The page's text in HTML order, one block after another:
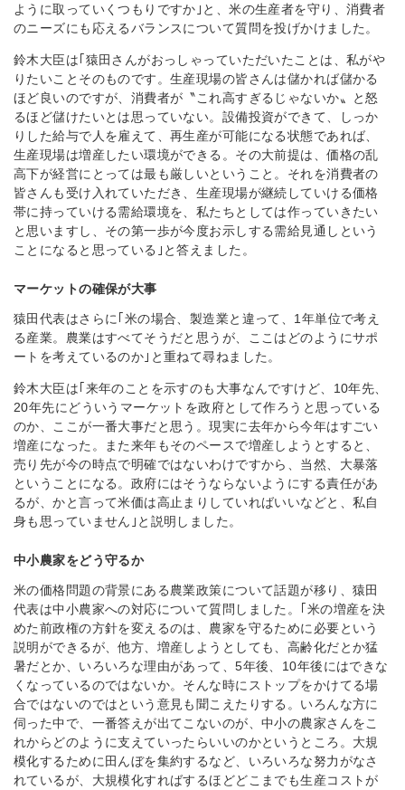
ように取っていくつもりですか｣と、米の生産者を守り、消費者
のニーズにも応えるバランスについて質問を投げかけました。
鈴木大臣は｢猿田さんがおっしゃっていただいたことは、私がや
りたいことそのものです。生産現場の皆さんは儲かれば儲かる
ほど良いのですが、消費者が〝これ高すぎるじゃないか〟と怒
るほど儲けたいとは思っていない。設備投資ができて、しっか
りした給与で人を雇えて、再生産が可能になる状態であれば、
生産現場は増産したい環境ができる。その大前提は、価格の乱
高下が経営にとっては最も厳しいということ。それを消費者の
皆さんも受け入れていただき、生産現場が継続していける価格
帯に持っていける需給環境を、私たちとしては作っていきたい
と思いますし、その第一歩が今度お示しする需給見通しという
ことになると思っている｣と答えました。
マーケットの確保が大事
猿田代表はさらに｢米の場合、製造業と違って、1年単位で考え
る産業。農業はすべてそうだと思うが、ここはどのようにサポ
ートを考えているのか｣と重ねて尋ねました。
鈴木大臣は｢来年のことを示すのも大事なんですけど、10年先、
20年先にどういうマーケットを政府として作ろうと思っている
のか、ここが一番大事だと思う。現実に去年から今年はすごい
増産になった。また来年もそのペースで増産しようとすると、
売り先が今の時点で明確ではないわけですから、当然、大暴落
ということになる。政府にはそうならないようにする責任があ
るが、かと言って米価は高止まりしていればいいなどと、私自
身も思っていません｣と説明しました。
中小農家をどう守るか
米の価格問題の背景にある農業政策について話題が移り、猿田
代表は中小農家への対応について質問しました。｢米の増産を決
めた前政権の方針を変えるのは、農家を守るために必要という
説明ができるが、他方、増産しようとしても、高齢化だとか猛
暑だとか、いろいろな理由があって、5年後、10年後にはできな
くなっているのではないか。そんな時にストップをかけてる場
合ではないのではという意見も聞こえたりする。いろんな方に
伺った中で、一番答えが出てこないのが、中小の農家さんをこ
れからどのように支えていったらいいのかというところ。大規
模化するために田んぼを集約するなど、いろいろな努力がなさ
れているが、大規模化すればするほどどこまでも生産コストが